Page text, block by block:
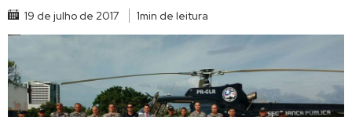
19 de julho de 2017 1min de leitura